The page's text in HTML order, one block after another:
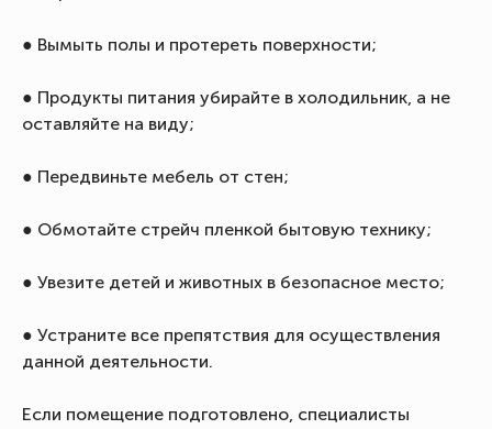
● Вымыть полы и протереть поверхности;
● Продукты питания убирайте в холодильник, а не
оставляйте на виду;
● Передвиньте мебель от стен;
● Обмотайте стрейч пленкой бытовую технику;
● Увезите детей и животных в безопасное место;
● Устраните все препятствия для осуществления
данной деятельности.
Если помещение подготовлено, специалисты